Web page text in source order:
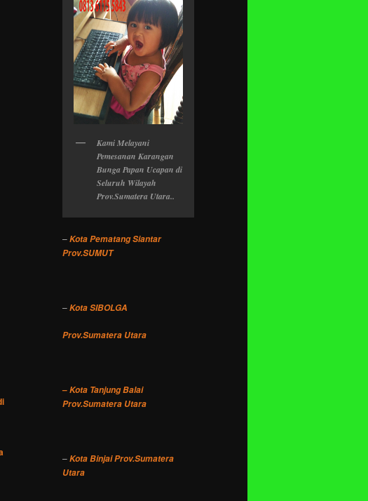
Kami Melayani
Pemesanan Karangan
Bunga Papan Ucapan di
Seluruh Wilayah
Prov.Sumatera Utara..
–Kota Pematang Siantar
Prov.SUMUT
–Kota SIBOLGA
Prov.Sumatera Utara
–Kota Tanjung Balai
Prov.Sumatera Utara
–Kota Binjai Prov.Sumatera
Utara